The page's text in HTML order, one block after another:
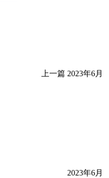
上一篇 2023年6月
2023年6月